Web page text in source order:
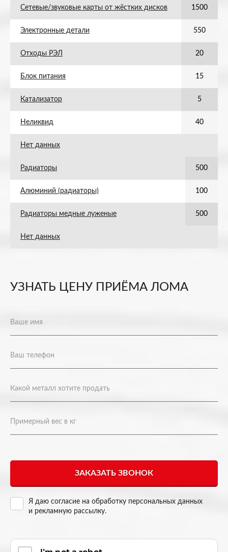
Сетевые/звуковые карты от жёстких дисков 1500
Электронные детали 550
Отходы РЭЛ 20
Блок питания 15
Катализатор 5
Неликвид 40
Нет данных
Радиаторы 500
Алюминий (радиаторы) 100
Радиаторы медные луженые 500
Нет данных
УЗНАТЬ ЦЕНУ ПРИЁМА ЛОМА
Я даю согласие на обработку персональных данных
и рекламную рассылку.